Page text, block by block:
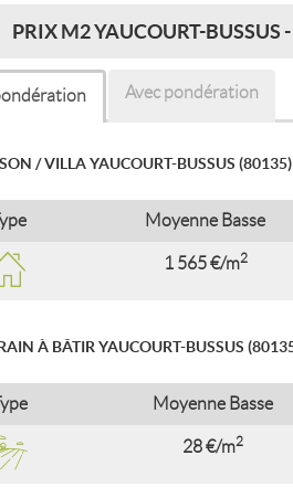
PRIX M2 YAUCOURT-BUSSUS
Avec pondération
/ VILLA YAUCOURT-BUSSUS (80135)
Moyenne Basse
1 565 €/m2
À BÂTIR YAUCOURT-BUSSUS
Moyenne Basse
28 €/m2